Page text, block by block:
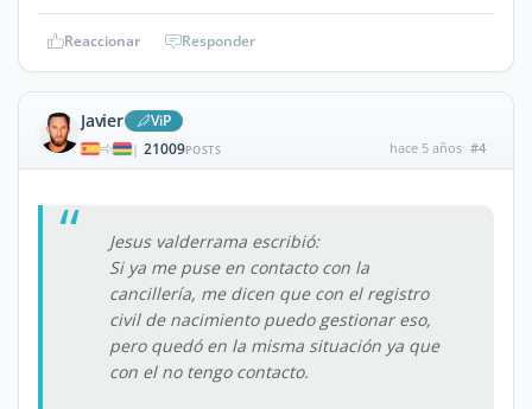
Reaccionar Responder
Javier ViP
| 21009POSTS hace 5 años #4
Jesus valderrama escribió:
Si ya me puse en contacto con la
cancillería, me dicen que con el registro
civil de nacimiento puedo gestionar eso,
pero quedó en la misma situación ya que
con el no tengo contacto.